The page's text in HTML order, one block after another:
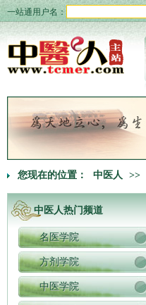
一站通用户名：
您现在的位置： 中医人 >>
中医人热门频道
名医学院
方剂学院
中医学院